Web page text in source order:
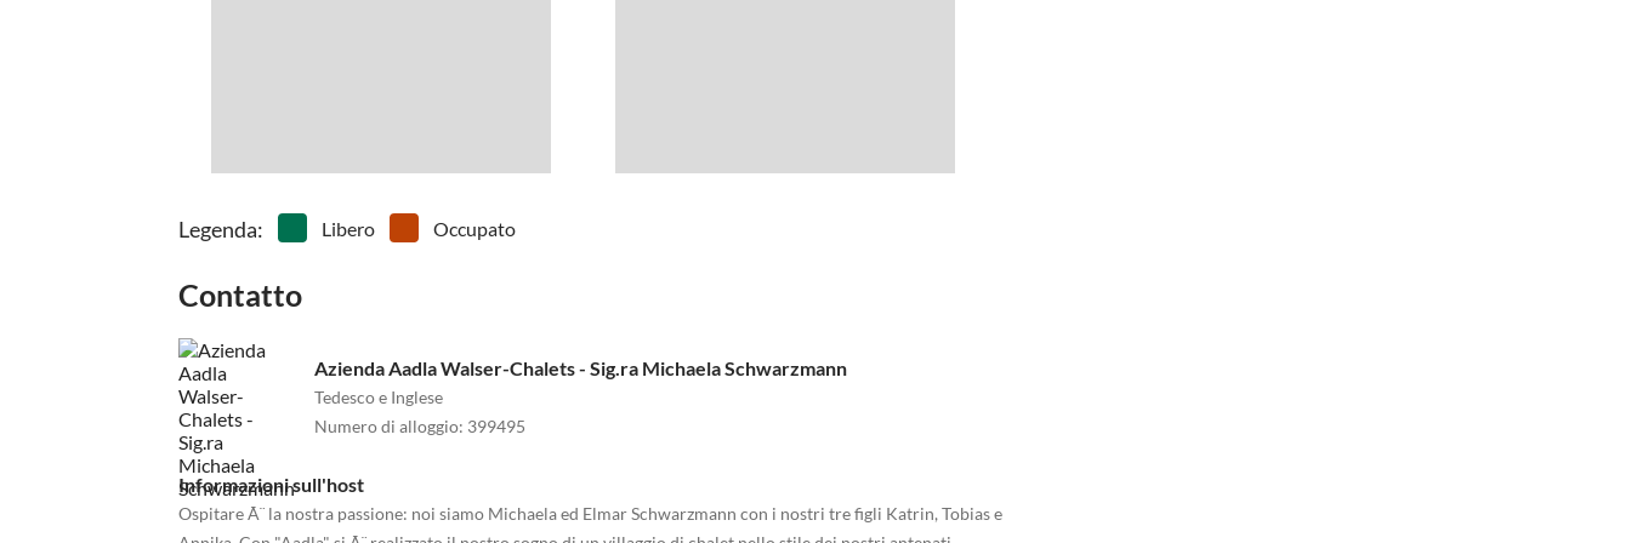
Legenda: Libero Occupato
Contatto
Azienda Aadla Walser-Chalets - Sig.ra Michaela Schwarzmann
Tedesco e Inglese
Numero di alloggio: 399495
Informazioni sull'host
Ospitare Ã¨ la nostra passione: noi siamo Michaela ed Elmar Schwarzmann con i nostri tre figli Katrin, Tobias e